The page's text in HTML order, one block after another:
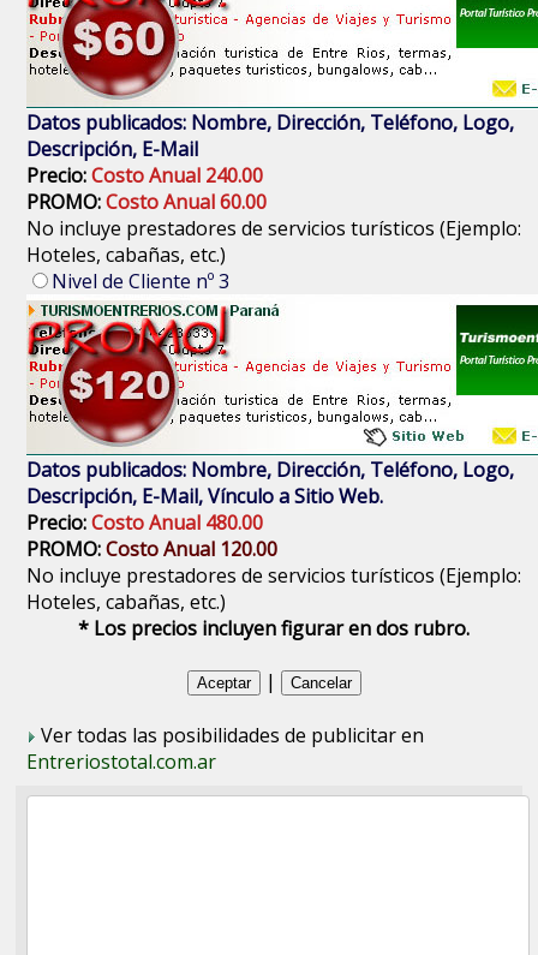
Datos publicados: Nombre, Dirección, Teléfono, Logo,
Descripción, E-Mail
Precio:Costo Anual 240.00
PROMO:Costo Anual 60.00
No incluye prestadores de servicios turísticos (Ejemplo:
Hoteles, cabañas, etc.)
Nivel de Cliente nº 3
Datos publicados: Nombre, Dirección, Teléfono, Logo,
Descripción, E-Mail, Vínculo a Sitio Web.
Precio:Costo Anual 480.00
PROMO:Costo Anual 120.00
No incluye prestadores de servicios turísticos (Ejemplo:
Hoteles, cabañas, etc.)
* Los precios incluyen figurar en dos rubro.
|
Ver todas las posibilidades de publicitar en
Entreriostotal.com.ar